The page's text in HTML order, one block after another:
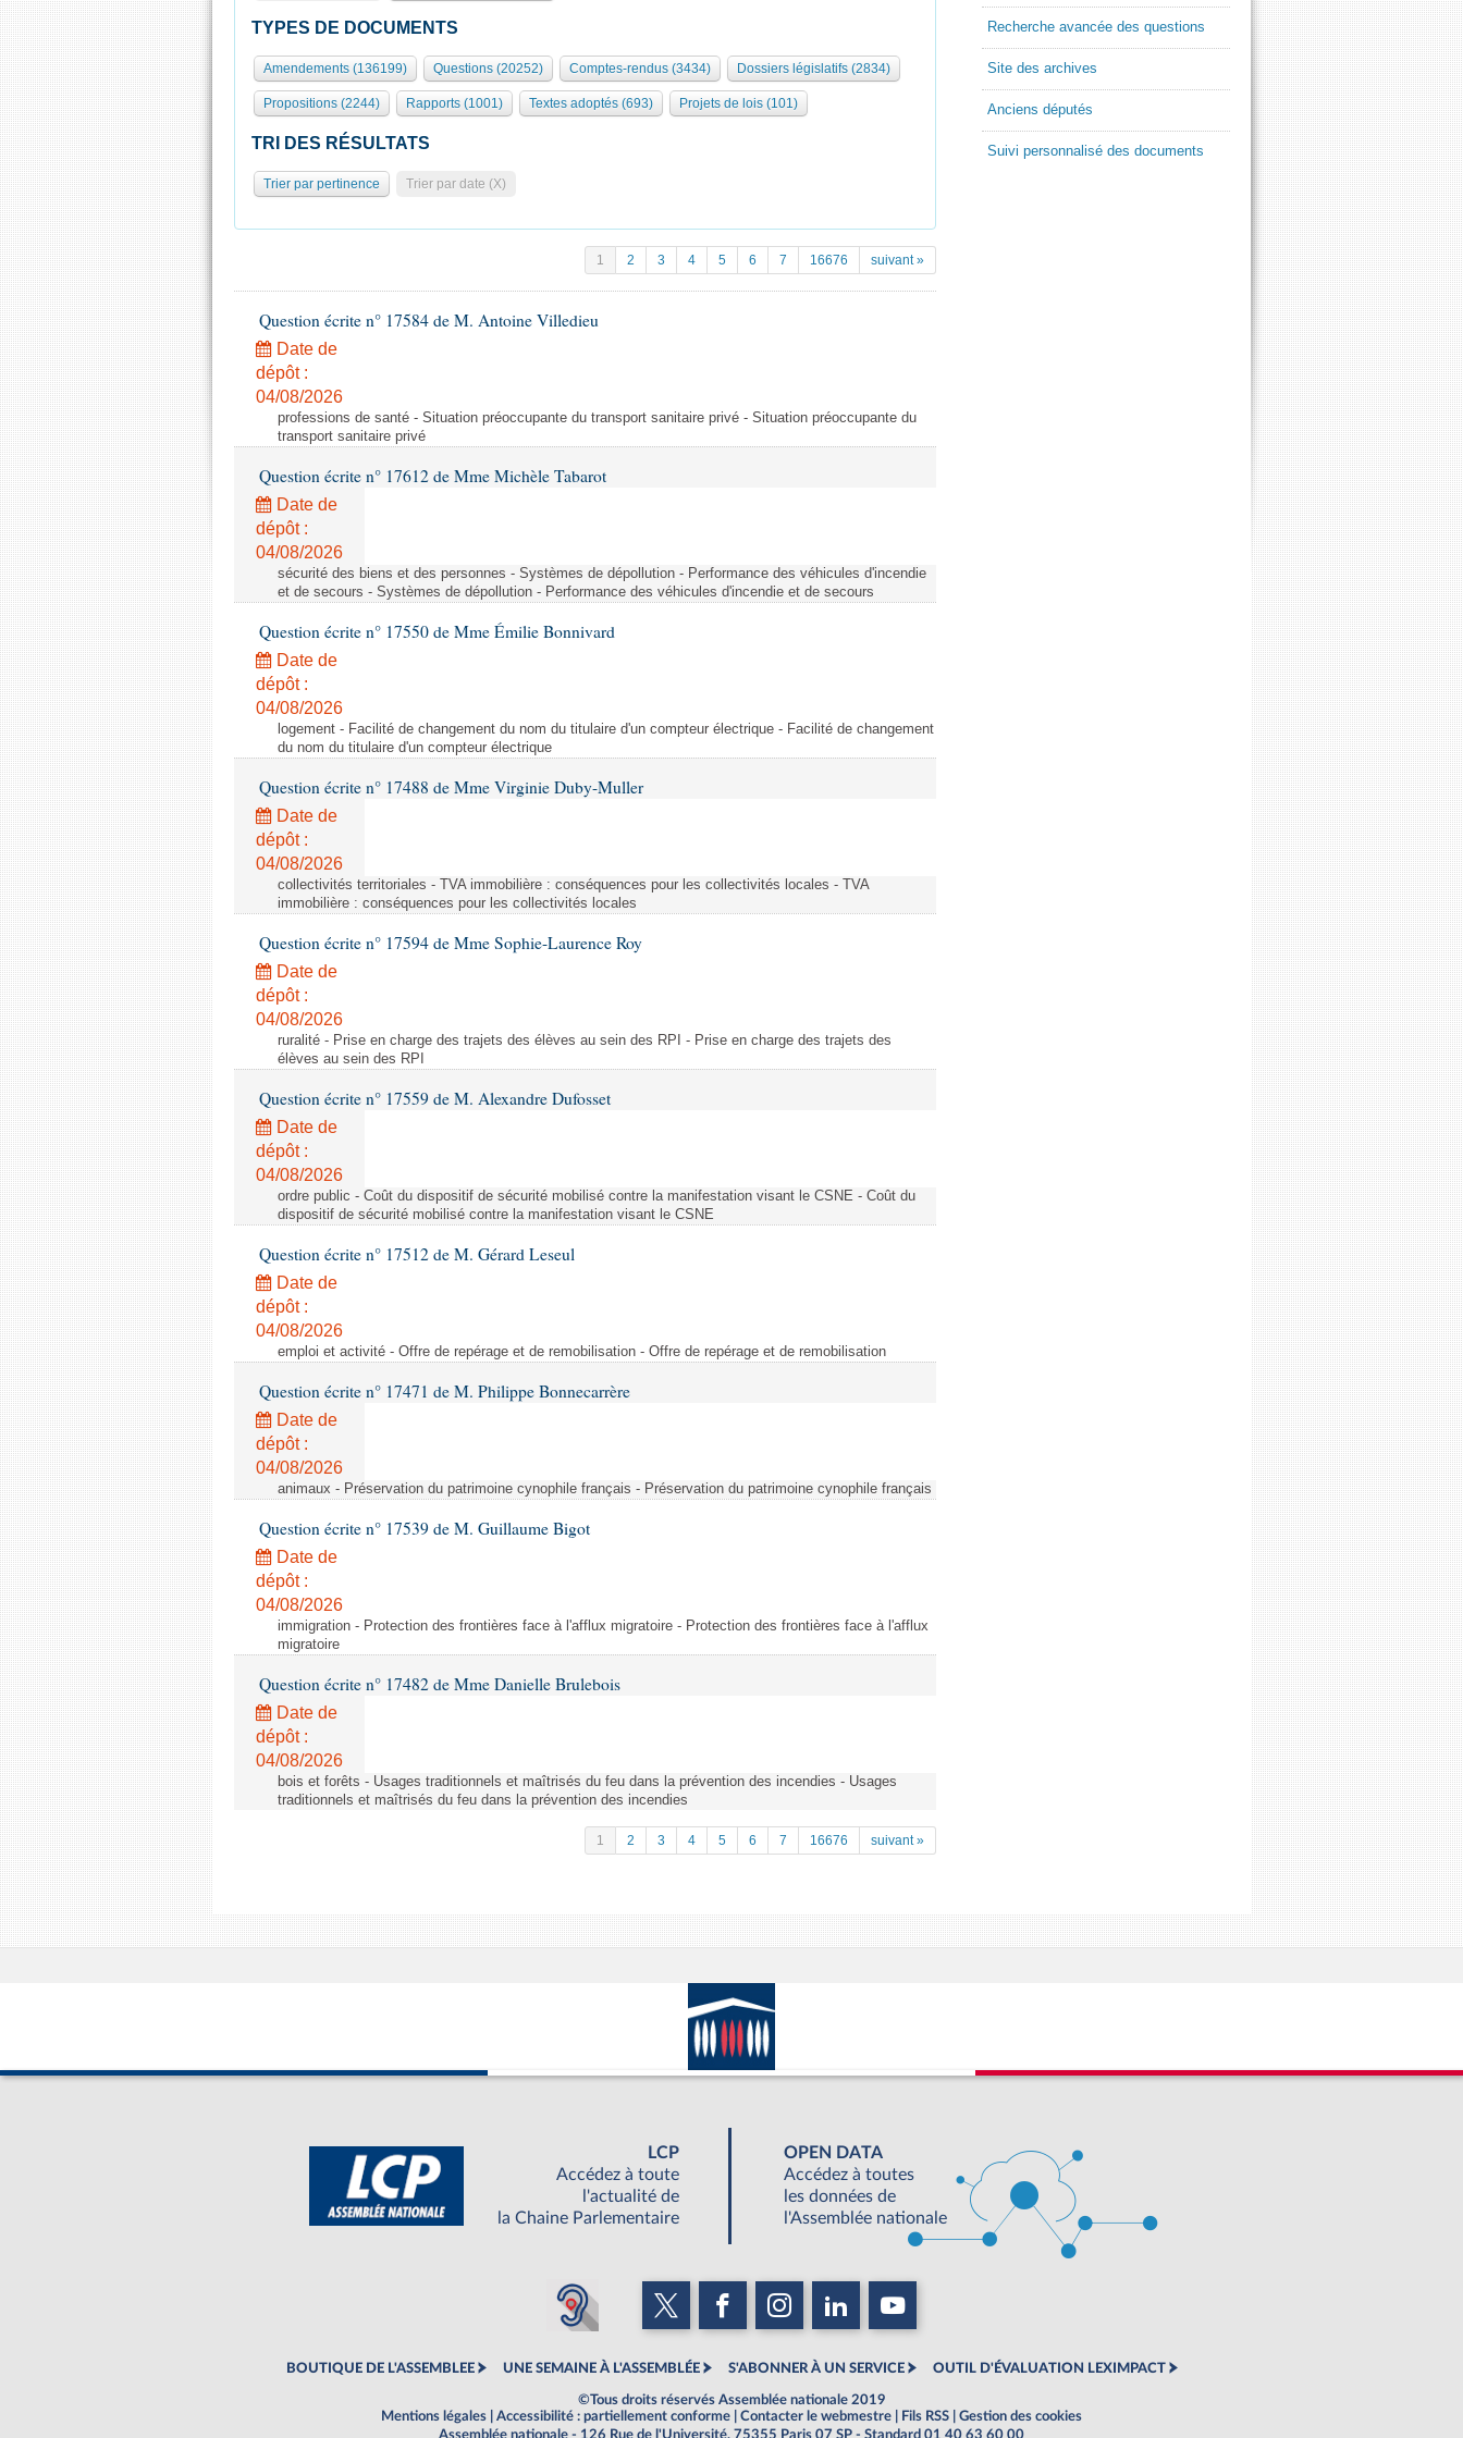
TYPES DE DOCUMENTS
Amendements (136199) Questions (20252) Comptes-rendus (3434) Dossiers législatifs (2834)
Propositions (2244) Rapports (1001) Textes adoptés (693) Projets de lois (101)
TRI DES RÉSULTATS
Trier par pertinence Trier par date (X)
1 2 3 4 5 6 7 16676 suivant »
Question écrite n° 17584 de M. Antoine Villedieu
Date de
dépôt :
04/08/2026
professions de santé - Situation préoccupante du transport sanitaire privé - Situation préoccupante du
transport sanitaire privé
Question écrite n° 17612 de Mme Michèle Tabarot
Date de
dépôt :
04/08/2026
sécurité des biens et des personnes - Systèmes de dépollution - Performance des véhicules d'incendie
et de secours - Systèmes de dépollution - Performance des véhicules d'incendie et de secours
Question écrite n° 17550 de Mme Émilie Bonnivard
Date de
dépôt :
04/08/2026
logement - Facilité de changement du nom du titulaire d'un compteur électrique - Facilité de changement
du nom du titulaire d'un compteur électrique
Question écrite n° 17488 de Mme Virginie Duby-Muller
Date de
dépôt :
04/08/2026
collectivités territoriales - TVA immobilière : conséquences pour les collectivités locales - TVA
immobilière : conséquences pour les collectivités locales
Question écrite n° 17594 de Mme Sophie-Laurence Roy
Date de
dépôt :
04/08/2026
ruralité - Prise en charge des trajets des élèves au sein des RPI - Prise en charge des trajets des
élèves au sein des RPI
Question écrite n° 17559 de M. Alexandre Dufosset
Date de
dépôt :
04/08/2026
ordre public - Coût du dispositif de sécurité mobilisé contre la manifestation visant le CSNE - Coût du
dispositif de sécurité mobilisé contre la manifestation visant le CSNE
Question écrite n° 17512 de M. Gérard Leseul
Date de
dépôt :
04/08/2026
emploi et activité - Offre de repérage et de remobilisation - Offre de repérage et de remobilisation
Question écrite n° 17471 de M. Philippe Bonnecarrère
Date de
dépôt :
04/08/2026
animaux - Préservation du patrimoine cynophile français - Préservation du patrimoine cynophile français
Question écrite n° 17539 de M. Guillaume Bigot
Date de
dépôt :
04/08/2026
immigration - Protection des frontières face à l'afflux migratoire - Protection des frontières face à l'afflux
migratoire
Question écrite n° 17482 de Mme Danielle Brulebois
Date de
dépôt :
04/08/2026
bois et forêts - Usages traditionnels et maîtrisés du feu dans la prévention des incendies - Usages
traditionnels et maîtrisés du feu dans la prévention des incendies
1 2 3 4 5 6 7 16676 suivant »
Recherche avancée des questions
Site des archives
Anciens députés
Suivi personnalisé des documents
LCP
Accédez à toute
l'actualité de
la Chaine Parlementaire
OPEN DATA
Accédez à toutes
les données de
l'Assemblée nationale
BOUTIQUE DE L'ASSEMBLEE UNE SEMAINE À L'ASSEMBLÉE S'ABONNER À UN SERVICE OUTIL D'ÉVALUATION LEXIMPACT
©Tous droits réservés Assemblée nationale 2019
Mentions légales
Accessibilité : partiellement conforme Contacter le webmestre Fils RSS
Gestion des cookies
Assemblée nationale - 126 Rue de l'Université, 75355 Paris 07 SP - Standard 01 40 63 60 00